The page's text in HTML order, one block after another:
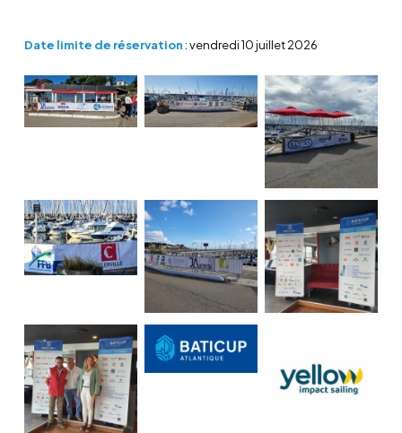
Date limite de réservation: vendredi 10 juillet 2026